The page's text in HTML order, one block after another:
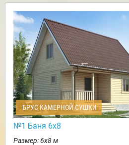
БРУС КАМЕРНОЙ СУШКИ
№1 Баня 6х8
Размер: 6х8 м